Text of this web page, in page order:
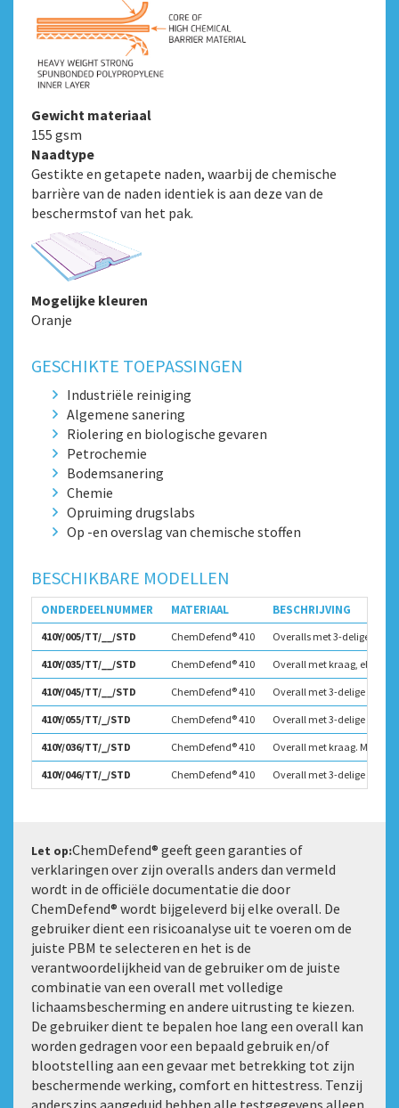
Gewicht materiaal
155 gsm
Naadtype
Gestikte en getapete naden, waarbij de chemische
barrière van de naden identiek is aan deze van de
beschermstof van het pak.
Mogelijke kleuren
Oranje
GESCHIKTE TOEPASSINGEN
Industriële reiniging
Algemene sanering
Riolering en biologische gevaren
Petrochemie
Bodemsanering
Chemie
Opruiming drugslabs
Op -en overslag van chemische stoffen
BESCHIKBARE MODELLEN
ONDERDEELNUMMER MATERIAAL BESCHRIJVING
410Y/005/TT/__/STD ChemDefend® 410 Overalls met 3-delige kap,
410Y/035/TT/__/STD ChemDefend® 410 Overall met kraag,
410Y/045/TT/__/STD ChemDefend® 410 Overall met 3-delige kap
410Y/055/TT/_/STD ChemDefend® 410 Overall met 3-delige kap.
410Y/036/TT/_/STD ChemDefend® 410 Overall met kraag. Met
410Y/046/TT/_/STD ChemDefend® 410 Overall met 3-delige
Let op:ChemDefend® geeft geen garanties of
verklaringen over zijn overalls anders dan vermeld
wordt in de officiële documentatie die door
ChemDefend® wordt bijgeleverd bij elke overall. De
gebruiker dient een risicoanalyse uit te voeren om de
juiste PBM te selecteren en het is de
verantwoordelijkheid van de gebruiker om de juiste
combinatie van een overall met volledige
lichaamsbescherming en andere uitrusting te kiezen.
De gebruiker dient te bepalen hoe lang een overall kan
worden gedragen voor een bepaald gebruik en/of
blootstelling aan een gevaar met betrekking tot zijn
beschermende werking, comfort en hittestress. Tenzij
anderszins aangeduid hebben alle testgegevens alleen